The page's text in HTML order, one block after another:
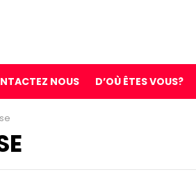
NOUS D’OÙ ÊTES VOUS?